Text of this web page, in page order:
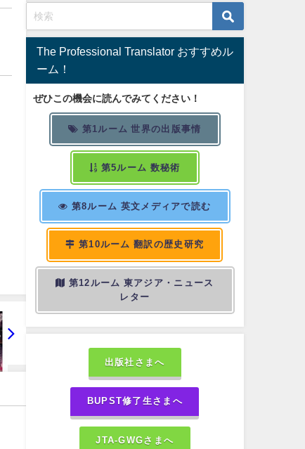
The Professional Translator おすすめル
ーム！
ぜひこの機会に読んでみてください！
第1ルーム 世界の出版事情
第5ルーム 数秘術
第8ルーム 英文メディアで読む
第10ルーム 翻訳の歴史研究
第12ルーム 東アジア・ニュース
レター
出版社さまへ
BUPST修了生さまへ
JTA-GWGさまへ